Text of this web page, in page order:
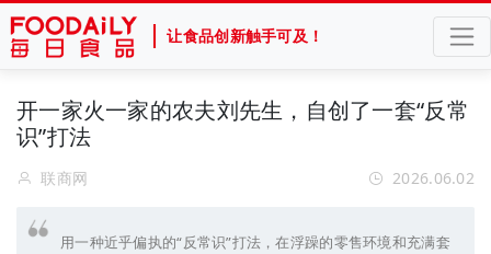
让食品创新触手可及！
开一家火一家的农夫刘先生，自创了一套“反常
识”打法
联商网 2026.06.02
用一种近乎偏执的“反常识”打法，在浮躁的零售环境和充满套